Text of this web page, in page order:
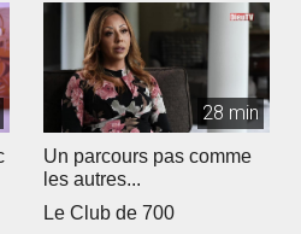
28 min
Un parcours pas comme
les autres...
Le Club de 700